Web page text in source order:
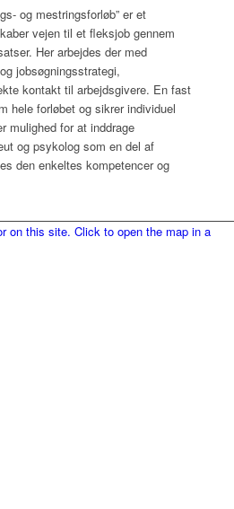
og mestringsforløb” er et
vejen til et fleksjob gennem
Her arbejdes der med
jobsøgningsstrategi,
kontakt til arbejdsgivere. En fast
hele forløbet og sikrer individuel
mulighed for at inddrage
og psykolog som en del af
den enkeltes kompetencer og
on this site. Click to open the map in a